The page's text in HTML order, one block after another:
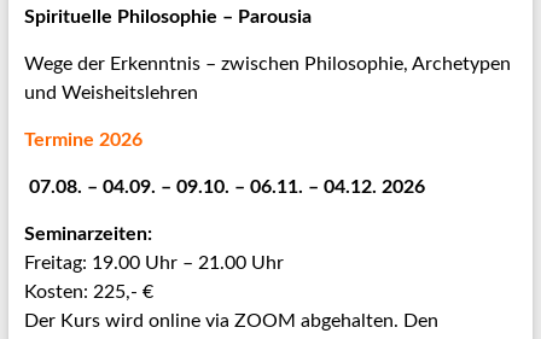
Spirituelle Philosophie – Parousia
Wege der Erkenntnis – zwischen Philosophie, Archetypen
und Weisheitslehren
Termine 2026
07.08. – 04.09. – 09.10. – 06.11. – 04.12. 2026
Seminarzeiten:
Freitag: 19.00 Uhr – 21.00 Uhr
Kosten: 225,- €
Der Kurs wird online via ZOOM abgehalten. Den